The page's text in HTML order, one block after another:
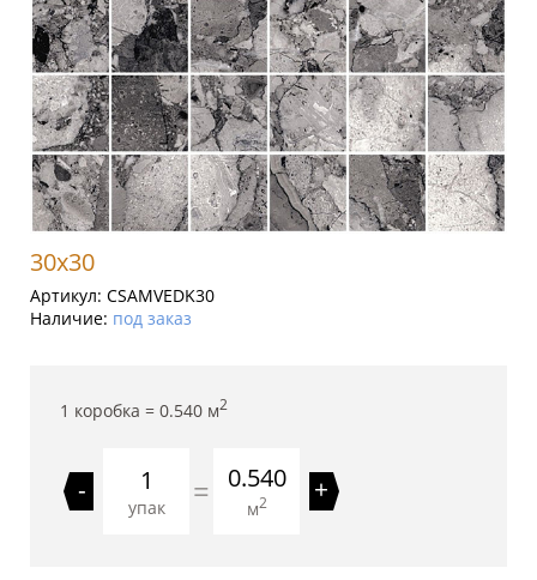
30x30
Артикул: CSAMVEDK30
Наличие: под заказ
1 коробка = 0.540 м2
-
упак = 0.540
м2 +